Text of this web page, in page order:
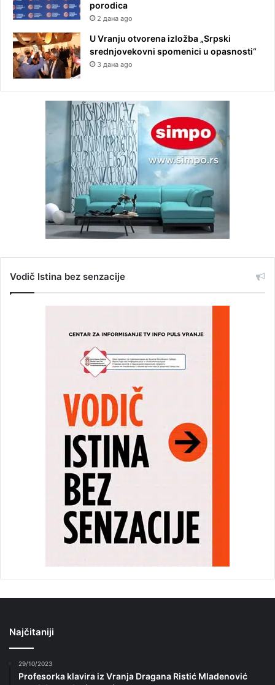
porodica
2 дана ago
U Vranju otvorena izložba „Srpski
srednjovekovni spomenici u opasnosti“
3 дана ago
Vodič Istina bez senzacije
Najčitaniji
29/10/2023
Profesorka klavira iz Vranja Dragana Ristić Mladenović